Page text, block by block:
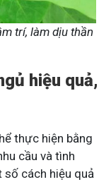
trí, làm dịu thần
hiệu quả,
thực hiện bằng
cầu và tình
cách hiệu quả